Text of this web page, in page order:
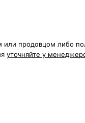
продавцом либо
уточняйте у